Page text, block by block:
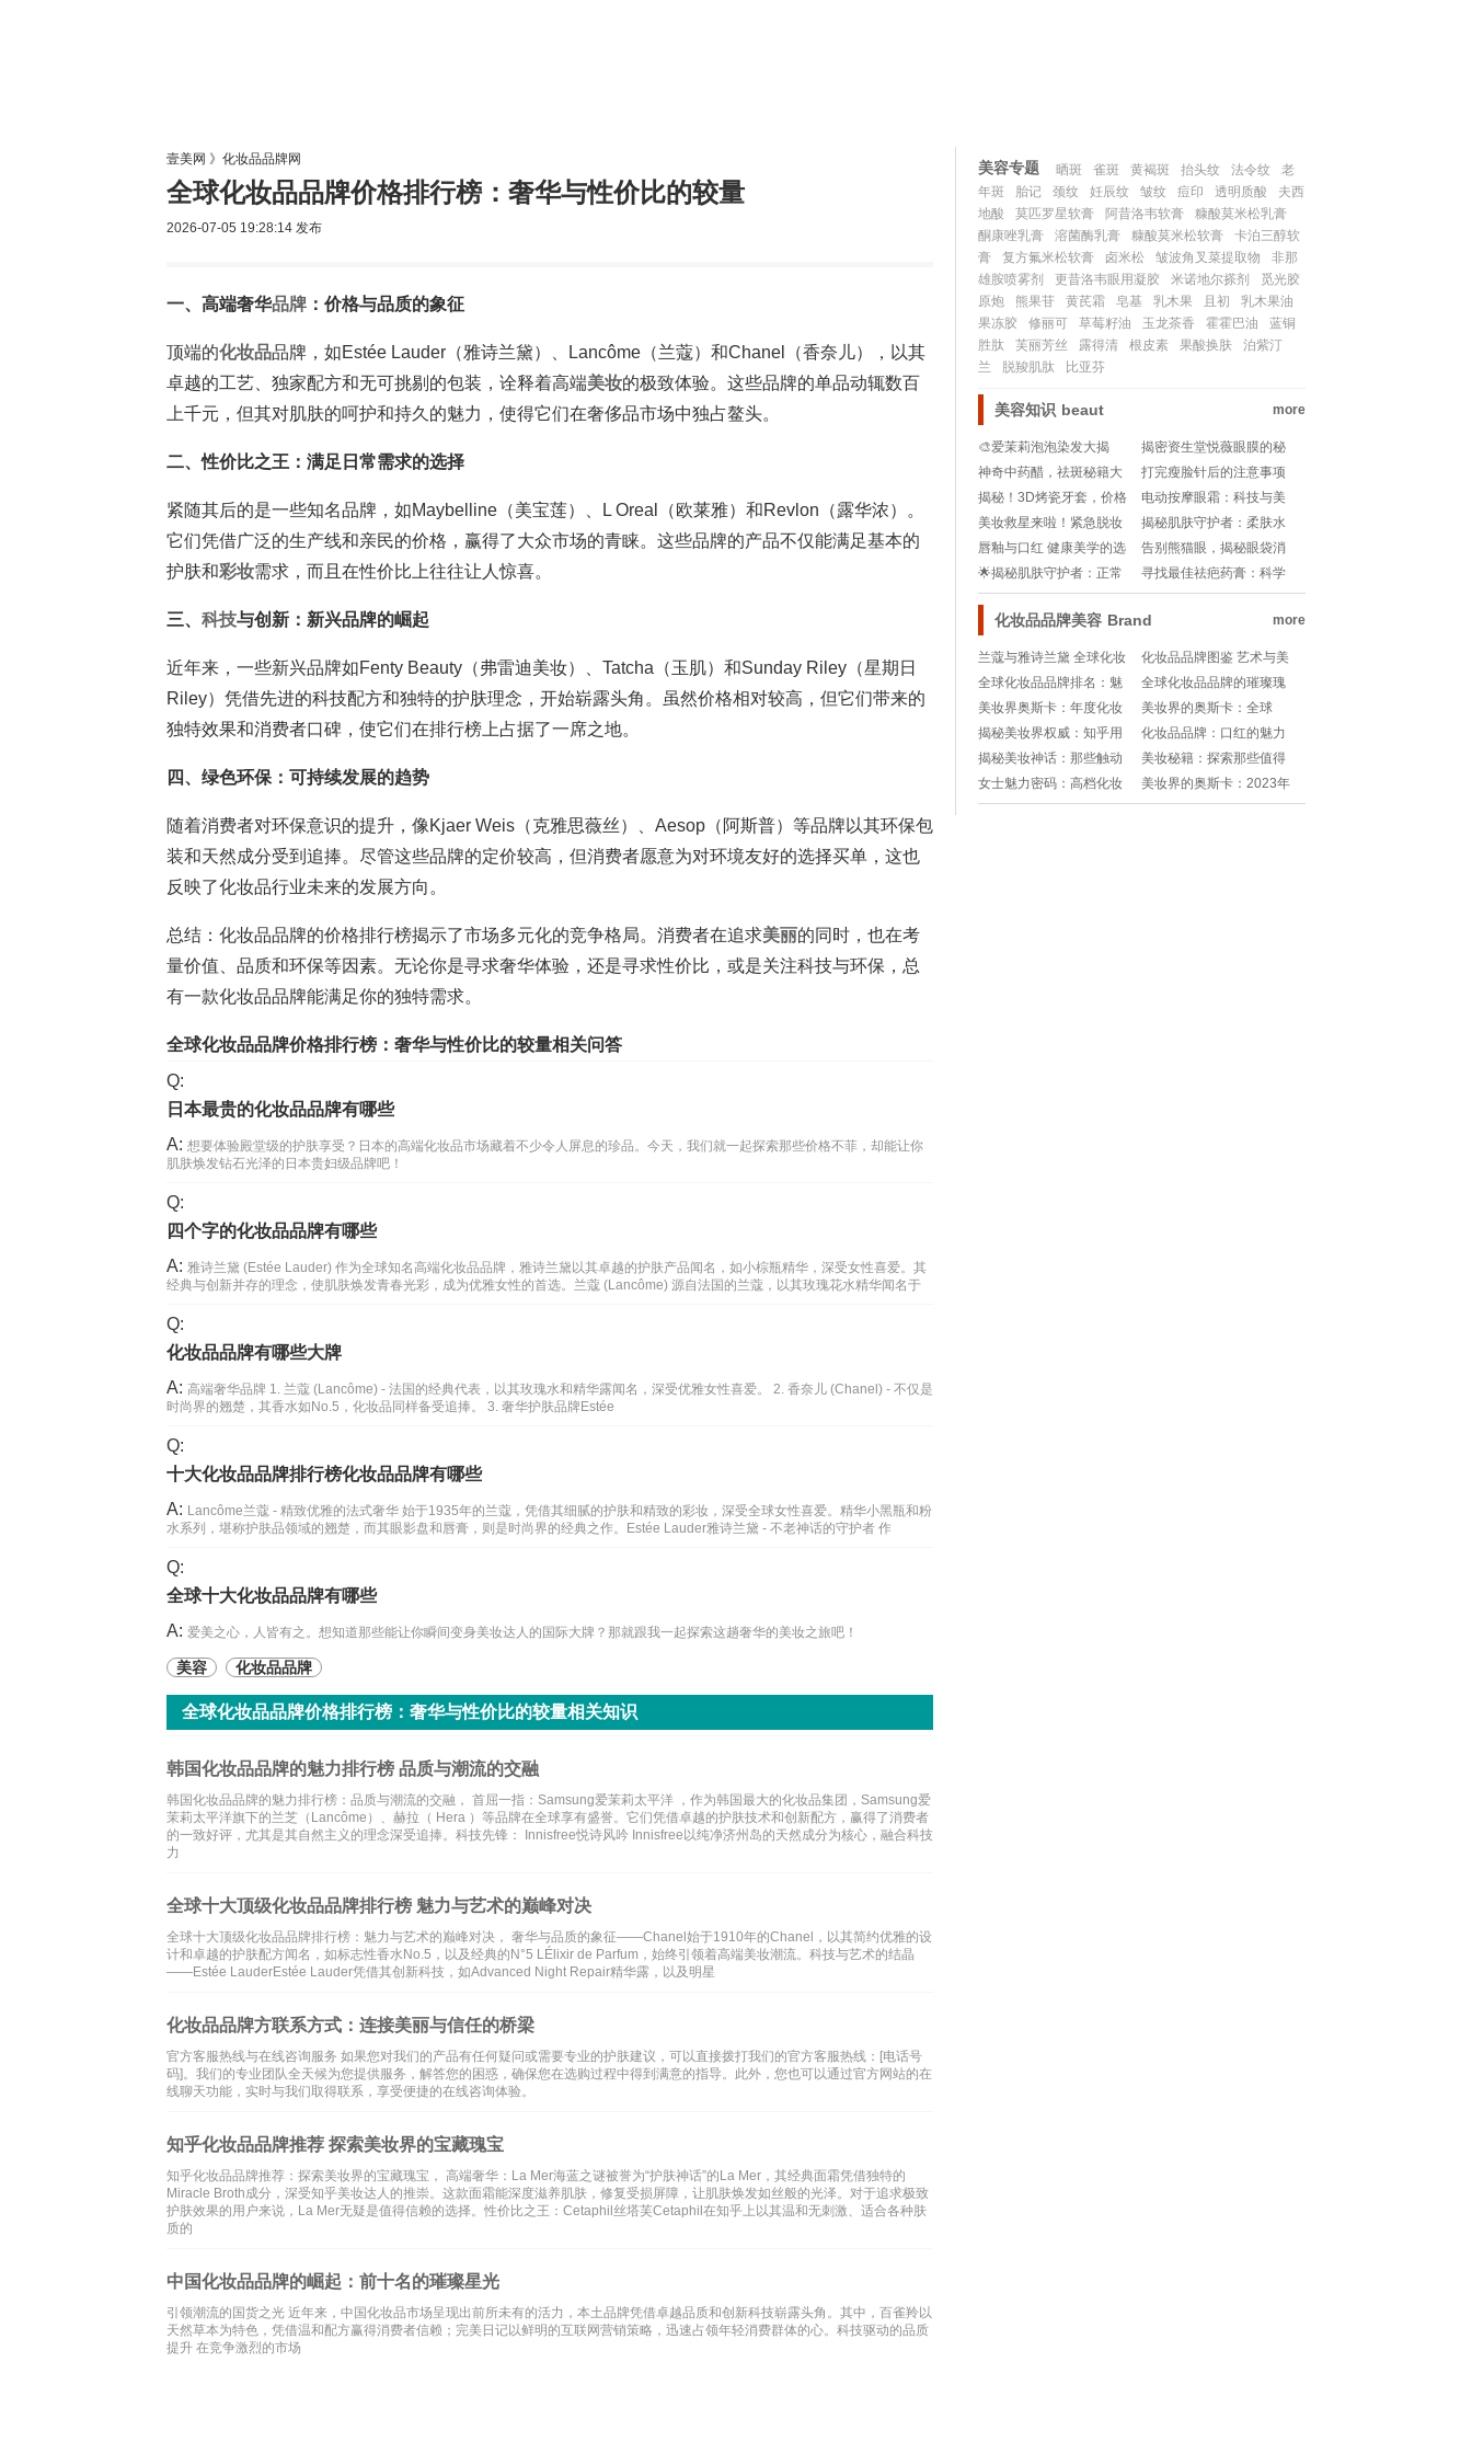
壹美网 》 化妆品品牌网
全球化妆品品牌价格排行榜：奢华与性价比的较量
2026-07-05 19:28:14 发布
一、高端奢华品牌 ：价格与品质的象征
顶端的化妆品品牌，如Estée Lauder（雅诗兰黛）、Lancôme（兰蔻）和Chanel（香奈儿），以其
卓越的工艺、独家配方和无可挑剔的包装，诠释着高端美妆的极致体验。这些品牌的单品动辄数百
上千元，但其对肌肤的呵护和持久的魅力，使得它们在奢侈品市场中独占鳌头。
二、性价比之王：满足日常需求的选择
紧随其后的是一些知名品牌，如Maybelline（美宝莲）、L Oreal（欧莱雅）和Revlon（露华浓）。
它们凭借广泛的生产线和亲民的价格，赢得了大众市场的青睐。这些品牌的产品不仅能满足基本的
护肤和彩妆需求，而且在性价比上往往让人惊喜。
三、 科技与创新：新兴品牌的崛起
近年来，一些新兴品牌如Fenty Beauty（弗雷迪美妆）、Tatcha（玉肌）和Sunday Riley（星期日
Riley）凭借先进的科技配方和独特的护肤理念，开始崭露头角。虽然价格相对较高，但它们带来的
独特效果和消费者口碑，使它们在排行榜上占据了一席之地。
四、绿色环保：可持续发展的趋势
随着消费者对环保意识的提升，像Kjaer Weis（克雅思薇丝）、Aesop（阿斯普）等品牌以其环保包
装和天然成分受到追捧。尽管这些品牌的定价较高，但消费者愿意为对环境友好的选择买单，这也
反映了化妆品行业未来的发展方向。
总结：化妆品品牌的价格排行榜揭示了市场多元化的竞争格局。消费者在追求美丽的同时，也在考
量价值、品质和环保等因素。无论你是寻求奢华体验，还是寻求性价比，或是关注科技与环保，总
有一款化妆品品牌能满足你的独特需求。
全球化妆品品牌价格排行榜：奢华与性价比的较量相关问答
Q:
日本最贵的化妆品品牌有哪些
A: 想要体验殿堂级的护肤享受？日本的高端化妆品市场藏着不少令人屏息的珍品。今天，我们就一起探索那些价格不菲，却能让你
肌肤焕发钻石光泽的日本贵妇级品牌吧！
Q:
四个字的化妆品品牌有哪些
A: 雅诗兰黛 (Estée Lauder) 作为全球知名高端化妆品品牌，雅诗兰黛以其卓越的护肤产品闻名，如小棕瓶精华，深受女性喜爱。其
经典与创新并存的理念，使肌肤焕发青春光彩，成为优雅女性的首选。兰蔻 (Lancôme) 源自法国的兰蔻，以其玫瑰花水精华闻名于
Q:
化妆品品牌有哪些大牌
A: 高端奢华品牌 1. 兰蔻 (Lancôme) - 法国的经典代表，以其玫瑰水和精华露闻名，深受优雅女性喜爱。 2. 香奈儿 (Chanel) - 不仅是
时尚界的翘楚，其香水如No.5，化妆品同样备受追捧。 3. 奢华护肤品牌Estée
Q:
十大化妆品品牌排行榜化妆品品牌有哪些
A: Lancôme兰蔻 - 精致优雅的法式奢华 始于1935年的兰蔻，凭借其细腻的护肤和精致的彩妆，深受全球女性喜爱。精华小黑瓶和粉
水系列，堪称护肤品领域的翘楚，而其眼影盘和唇膏，则是时尚界的经典之作。Estée Lauder雅诗兰黛 - 不老神话的守护者 作
Q:
全球十大化妆品品牌有哪些
A: 爱美之心，人皆有之。想知道那些能让你瞬间变身美妆达人的国际大牌？那就跟我一起探索这趟奢华的美妆之旅吧！
美容 化妆品品牌
全球化妆品品牌价格排行榜：奢华与性价比的较量相关知识
韩国化妆品品牌的魅力排行榜 品质与潮流的交融
韩国化妆品品牌的魅力排行榜：品质与潮流的交融， 首屈一指：Samsung爱茉莉太平洋 ，作为韩国最大的化妆品集团，Samsung爱
茉莉太平洋旗下的兰芝（Lancôme）、赫拉（ Hera ）等品牌在全球享有盛誉。它们凭借卓越的护肤技术和创新配方，赢得了消费者
的一致好评，尤其是其自然主义的理念深受追捧。科技先锋： Innisfree悦诗风吟 Innisfree以纯净济州岛的天然成分为核心，融合科技
力
全球十大顶级化妆品品牌排行榜 魅力与艺术的巅峰对决
全球十大顶级化妆品品牌排行榜：魅力与艺术的巅峰对决， 奢华与品质的象征——Chanel始于1910年的Chanel，以其简约优雅的设
计和卓越的护肤配方闻名，如标志性香水No.5，以及经典的N°5 LÉlixir de Parfum，始终引领着高端美妆潮流。科技与艺术的结晶
——Estée LauderEstée Lauder凭借其创新科技，如Advanced Night Repair精华露，以及明星
化妆品品牌方联系方式：连接美丽与信任的桥梁
官方客服热线与在线咨询服务 如果您对我们的产品有任何疑问或需要专业的护肤建议，可以直接拨打我们的官方客服热线：[电话号
码]。我们的专业团队全天候为您提供服务，解答您的困惑，确保您在选购过程中得到满意的指导。此外，您也可以通过官方网站的在
线聊天功能，实时与我们取得联系，享受便捷的在线咨询体验。
知乎化妆品品牌推荐 探索美妆界的宝藏瑰宝
知乎化妆品品牌推荐：探索美妆界的宝藏瑰宝， 高端奢华：La Mer海蓝之谜被誉为“护肤神话”的La Mer，其经典面霜凭借独特的
Miracle Broth成分，深受知乎美妆达人的推崇。这款面霜能深度滋养肌肤，修复受损屏障，让肌肤焕发如丝般的光泽。对于追求极致
护肤效果的用户来说，La Mer无疑是值得信赖的选择。性价比之王：Cetaphil丝塔芙Cetaphil在知乎上以其温和无刺激、适合各种肤
质的
中国化妆品品牌的崛起：前十名的璀璨星光
引领潮流的国货之光 近年来，中国化妆品市场呈现出前所未有的活力，本土品牌凭借卓越品质和创新科技崭露头角。其中，百雀羚以
天然草本为特色，凭借温和配方赢得消费者信赖；完美日记以鲜明的互联网营销策略，迅速占领年轻消费群体的心。科技驱动的品质
提升 在竞争激烈的市场
美容专题 晒斑 雀斑 黄褐斑 抬头纹 法令纹
老
年斑
胎记 颈纹 妊辰纹 皱纹 痘印 透明质酸
夫西
地酸
莫匹罗星软膏 阿昔洛韦软膏
糠酸莫米松乳膏
酮康唑乳膏
溶菌酶乳膏 糠酸莫米松软膏
卡泊三醇软
膏
复方氟米松软膏 卤米松 皱波角叉菜提取物
非那
雄胺喷雾剂
更昔洛韦眼用凝胶 米诺地尔搽剂
觅光胶
原炮
熊果苷 黄芪霜 皂基 乳木果 且初
乳木果油
果冻胶
修丽可 草莓籽油 玉龙茶香 霍霍巴油
蓝铜
胜肽
芙丽芳丝 露得清 根皮素 果酸换肤
泊紫汀
兰
脱羧肌肽 比亚芬
美容知识 beaut more
🎨爱茉莉泡泡染发大揭
秘！轻松变身彩虹女孩✨
揭密资生堂悦薇眼膜的秘
密：用后还需卸除吗？💧
👀
神奇中药醋，祛斑秘籍大
揭秘！醋里藏玄机，肌肤
焕新生！
打完瘦脸针后的注意事项
与禁忌
揭秘！3D烤瓷牙套，价格
背后的科技秘密💰🔍
电动按摩眼霜：科技与美
容的完美邂逅!
美妆救星来啦！紧急脱妆
补救大法💄!
揭秘肌肤守护者：柔肤水
执行标准号背后的故事!
唇釉与口红 健康美学的选
择之争
告别熊猫眼，揭秘眼袋消
失大法！眼袋去除, 最有效
方法, 图片揭秘
🌟揭秘肌肤守护者：正常
痣VS黑色素瘤，你真的分
得清吗？🔍
寻找最佳祛疤药膏：科学
验证与用户口碑的双重考
量
化妆品品牌美容 Brand more
兰蔻与雅诗兰黛 全球化妆
品界的双子星座
化妆品品牌图鉴 艺术与美
的邂逅
全球化妆品品牌排名：魅
力与卓越的较量
全球化妆品品牌的璀璨瑰
宝：国际十大排行榜
美妆界奥斯卡：年度化妆
品品牌排行榜揭晓！
美妆界的奥斯卡：全球
Top10化妆品品牌大揭
秘！??
揭秘美妆界权威：知乎用
户心中的化妆品品牌排行
榜
化妆品品牌：口红的魅力
层次解读
揭秘美妆神话：那些触动
人心的品牌故事，每一滴
都是艺术与科学的交融!
美妆秘籍：探索那些值得
信赖的化妆品品牌，让你
美出新高度！
女士魅力密码：高档化妆
品品牌TOP10奢华排行榜
美妆界的奥斯卡：2023年
度化妆品品牌排行榜揭